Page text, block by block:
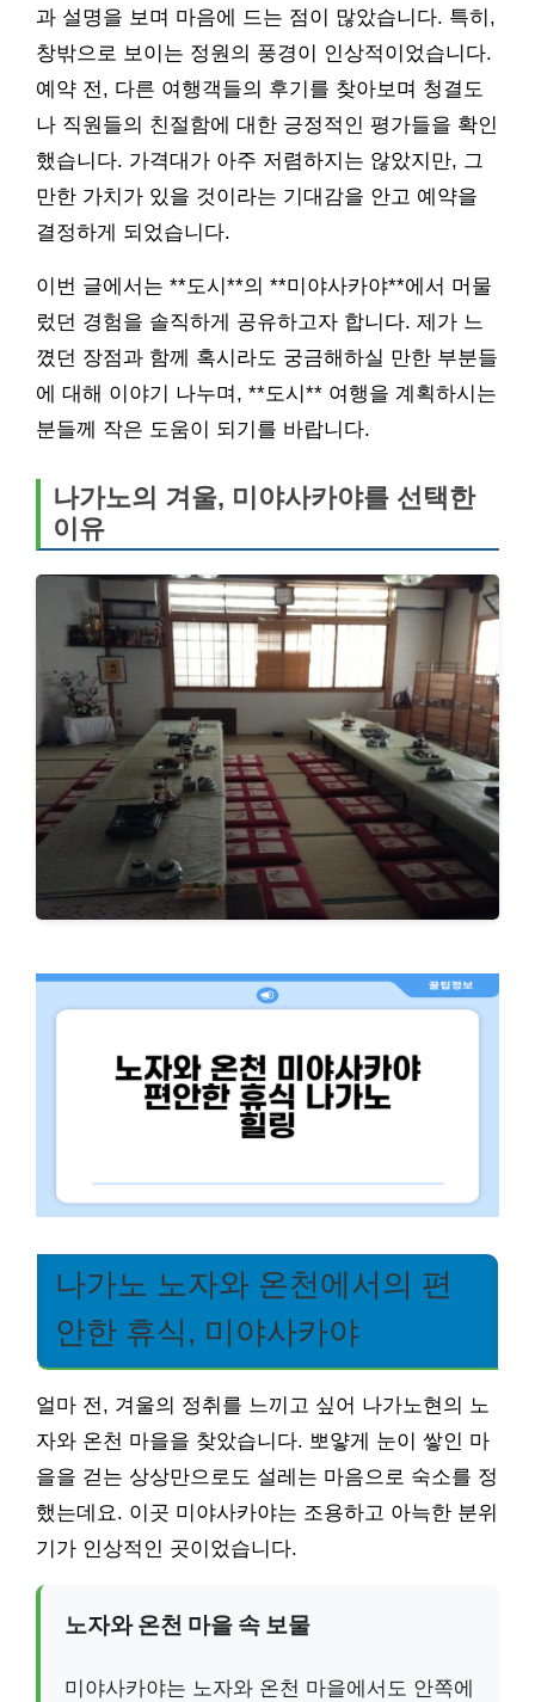
과 설명을 보며 마음에 드는 점이 많았습니다. 특히,
창밖으로 보이는 정원의 풍경이 인상적이었습니다.
예약 전, 다른 여행객들의 후기를 찾아보며 청결도
나 직원들의 친절함에 대한 긍정적인 평가들을 확인
했습니다. 가격대가 아주 저렴하지는 않았지만, 그
만한 가치가 있을 것이라는 기대감을 안고 예약을
결정하게 되었습니다.
이번 글에서는 **도시**의 **미야사카야**에서 머물
렀던 경험을 솔직하게 공유하고자 합니다. 제가 느
꼈던 장점과 함께 혹시라도 궁금해하실 만한 부분들
에 대해 이야기 나누며, **도시** 여행을 계획하시는
분들께 작은 도움이 되기를 바랍니다.
나가노의 겨울, 미야사카야를 선택한
이유
나가노 노자와 온천에서의 편
안한 휴식, 미야사카야
얼마 전, 겨울의 정취를 느끼고 싶어 나가노현의 노
자와 온천 마을을 찾았습니다. 뽀얗게 눈이 쌓인 마
을을 걷는 상상만으로도 설레는 마음으로 숙소를 정
했는데요. 이곳 미야사카야는 조용하고 아늑한 분위
기가 인상적인 곳이었습니다.
노자와 온천 마을 속 보물
미야사카야는 노자와 온천 마을에서도 안쪽에